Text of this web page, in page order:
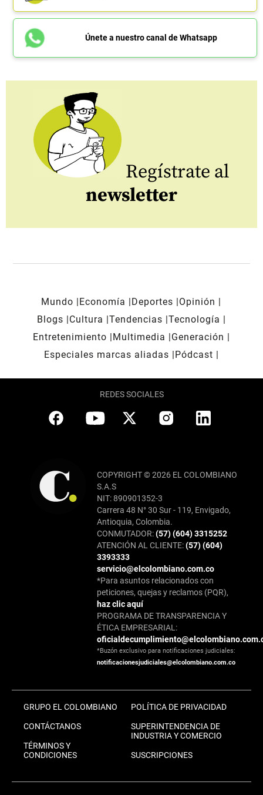
Únete a nuestro canal de Whatsapp
Regístrate al
newsletter
Mundo Economía Deportes
Opinión
Blogs
Cultura Tendencias Tecnología
Entretenimiento
Multimedia
Generación
Especiales marcas aliadas
Pódcast
REDES SOCIALES
COPYRIGHT © 2026 EL COLOMBIANO
S.A.S
NIT: 890901352-3
Carrera 48 N° 30 Sur - 119, Envigado,
Antioquia, Colombia.
CONMUTADOR:(57) (604) 3315252
ATENCIÓN AL CLIENTE:(57) (604)
3393333
servicio@elcolombiano.com.co
*Para asuntos relacionados con
peticiones, quejas y reclamos (PQR),
haz clic aquí
PROGRAMA DE TRANSPARENCIA Y
ÉTICA EMPRESARIAL:
*Buzón exclusivo para notificaciones judiciales:
notificacionesjudiciales@elcolombiano.com.co
GRUPO EL COLOMBIANO
CONTÁCTANOS
TÉRMINOS Y
CONDICIONES
POLÍTICA DE PRIVACIDAD
SUPERINTENDENCIA DE
INDUSTRIA Y COMERCIO
SUSCRIPCIONES